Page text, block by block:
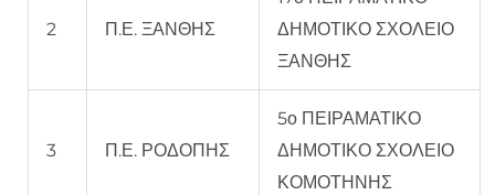
2 Π.Ε. ΞΑΝΘΗΣ
ΔΗΜΟΤΙΚΟ ΣΧΟΛΕΙΟ
ΞΑΝΘΗΣ
3 Π.Ε. ΡΟΔΟΠΗΣ
5ο ΠΕΙΡΑΜΑΤΙΚΟ
ΔΗΜΟΤΙΚΟ ΣΧΟΛΕΙΟ
ΚΟΜΟΤΗΝΗΣ